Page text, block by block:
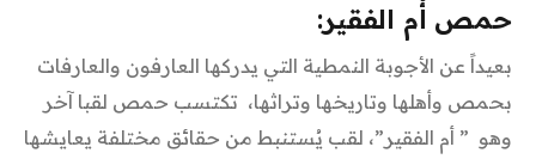
حمص أُم الفقير:
بعيداً عن الأجوبة النمطية التي يدركها العارفون والعارفات
بحمص وأهلها وتاريخها وتراثها، تكتسب حمص لقبا آخر
وهو ” أم الفقير”، لقب يُستنبط من حقائق مختلفة يعايشها